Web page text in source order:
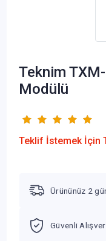
Teknim
Modülü
Teklif İstemek İçin
Ürününüz 2
Güvenli